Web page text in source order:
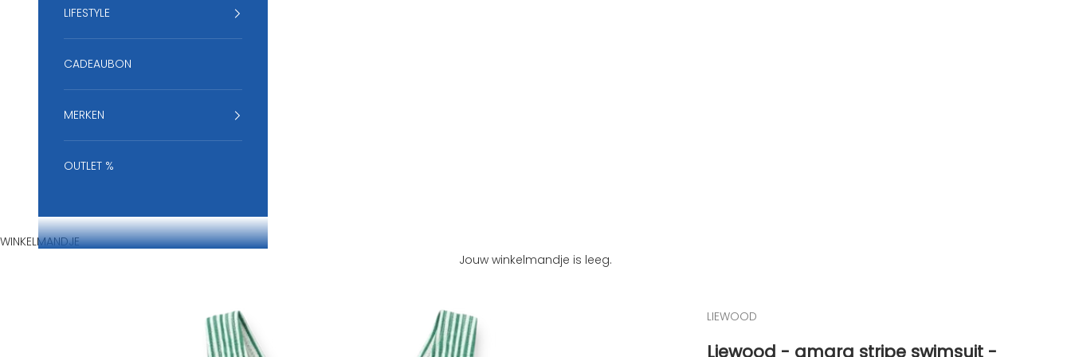
LIFESTYLE
CADEAUBON
MERKEN
OUTLET %
WINKELMANDJE
Jouw winkelmandje is leeg.
LIEWOOD
Liewood - amara stripe swimsuit -